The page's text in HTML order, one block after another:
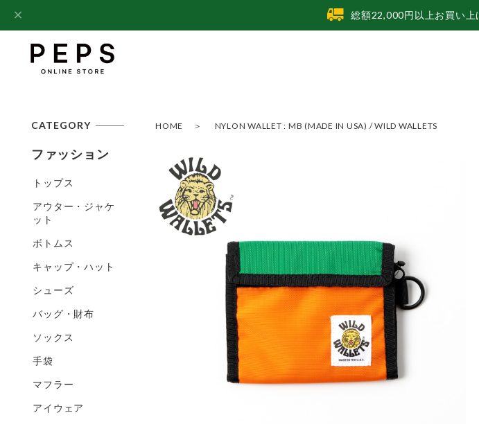
総額22,000円以上お買い上
HOME NYLON WALLET : MB (MADE IN USA) / WILD WALLETS
CATEGORY
ファッション
トップス
アウター・ジャケ
ット
ボトムス
キャップ・ハット
シューズ
バッグ・財布
ソックス
手袋
マフラー
アイウェア